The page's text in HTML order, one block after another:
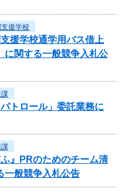
援学校
援学校通学用バス借上
に関する一般競争入札公
トロール」委託業務に
』PRのためのチーム清
一般競争入札公告